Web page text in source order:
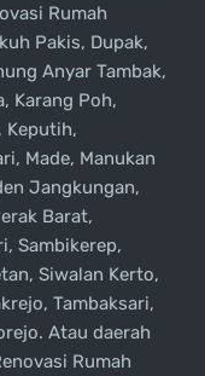
Rumah
Pakis, Dupak,
Anyar Tambak,
Karang Poh,
Keputih,
Made, Manukan
Jangkungan,
Barat,
Sambikerep,
Siwalan Kerto,
Tambaksari,
Atau daerah
Rumah